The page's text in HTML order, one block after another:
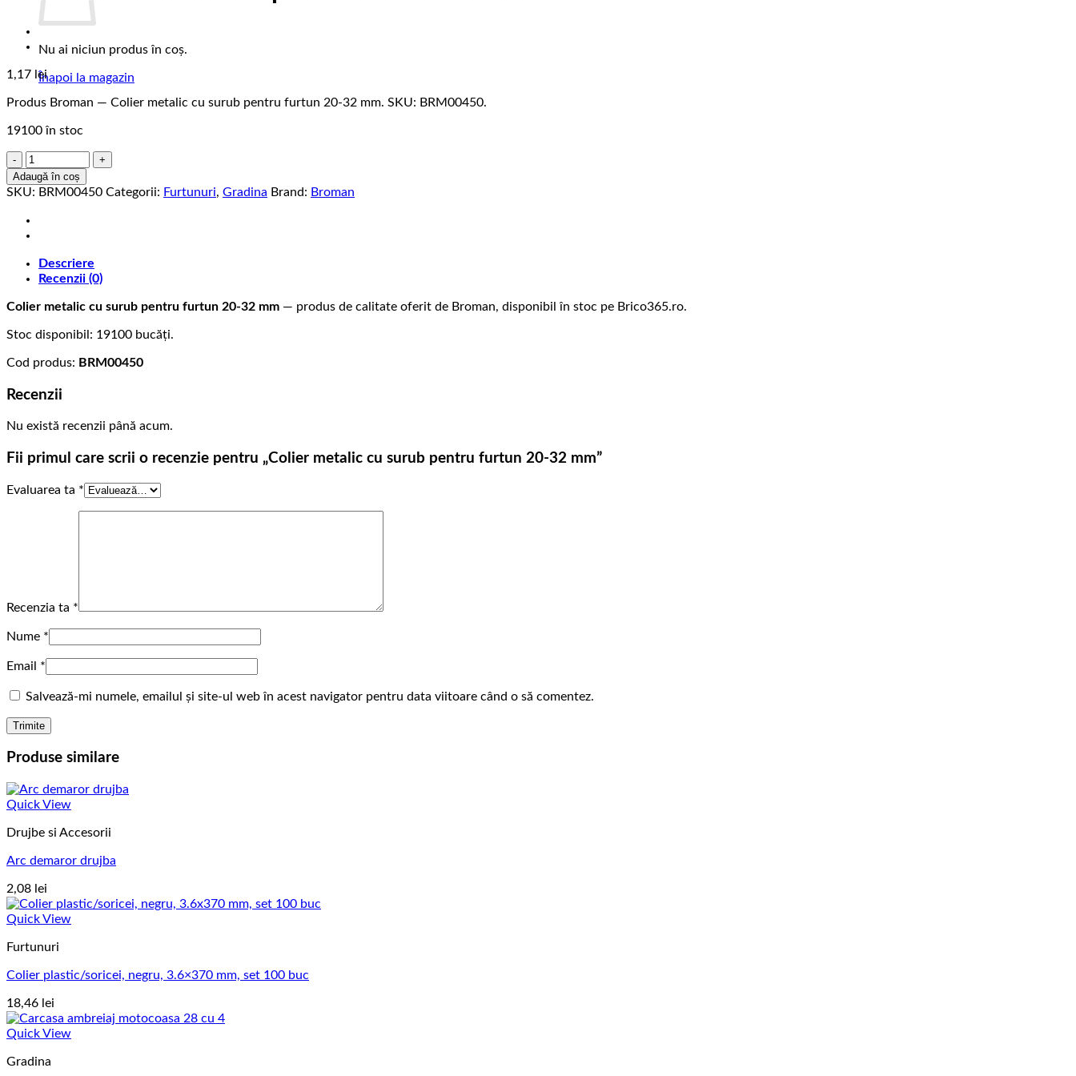
Nu ai niciun produs în coș.
Înapoi la magazin
1,17 lei
Produs Broman — Colier metalic cu surub pentru furtun 20-32 mm. SKU: BRM00450.
19100 în stoc
Cantitate
Colier
metalic
surub
pentru
20-
32
Adaugă în coș
SKU: BRM00450 Categorii: Furtunuri, Gradina Brand: Broman
Descriere
Recenzii (0)
Colier metalic cu surub pentru furtun 20-32 mm — produs de calitate oferit de Broman, disponibil în stoc pe Brico365.ro.
Stoc disponibil: 19100 bucăți.
Cod produs: BRM00450
Recenzii
Nu există recenzii până acum.
Fii primul care scrii o recenzie pentru „Colier metalic cu surub pentru furtun 20-32 mm”
Evaluarea ta *
Recenzia ta *
Nume *
Email *
Salvează-mi numele, emailul și site-ul web în acest navigator pentru data viitoare când o să comentez.
Produse similare
Quick View
Drujbe si Accesorii
Arc demaror drujba
2,08 lei
Quick View
Furtunuri
Colier plastic/soricei, negru, 3.6×370 mm, set 100 buc
18,46 lei
Quick View
Gradina